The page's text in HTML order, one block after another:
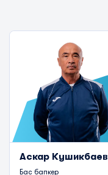
Аскар Кушикбаев
Бас бапкер